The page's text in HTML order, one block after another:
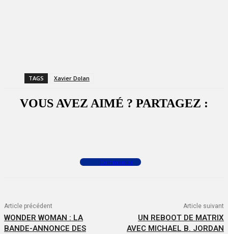
TAGS Xavier Dolan
VOUS AVEZ AIMÉ ? PARTAGEZ :
Commenter
Article précédent
WONDER WOMAN : LA
BANDE-ANNONCE DES
Article suivant
UN REBOOT DE MATRIX
AVEC MICHAEL B. JORDAN